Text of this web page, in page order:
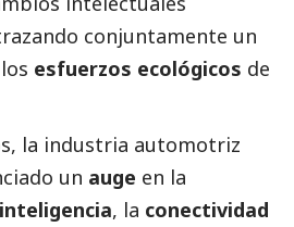
conjuntamente un
esfuerzos ecológicos de
la industria automotriz
un auge en la
inteligencia, la conectividad